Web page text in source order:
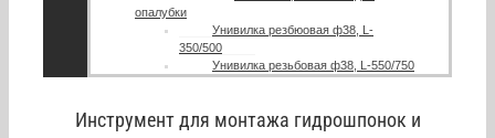
опалубки
Унивилка резбюовая ф38, L-
350/500
Унивилка резьбовая ф38, L-550/750
Инструмент для монтажа гидрошпонок и